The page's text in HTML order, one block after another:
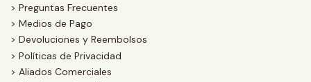
> Preguntas Frecuentes
> Medios de Pago
> Devoluciones y Reembolsos
> Políticas de Privacidad
> Aliados Comerciales